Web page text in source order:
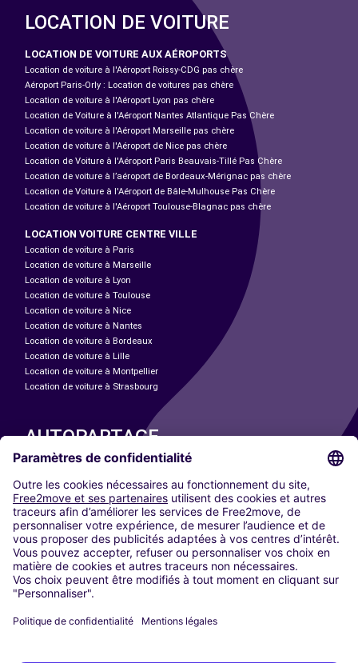
LOCATION DE VOITURE
LOCATION DE VOITURE AUX AÉROPORTS
Location de voiture à l'Aéroport Roissy-CDG pas chère
Aéroport Paris-Orly : Location de voitures pas chère
Location de voiture à l'Aéroport Lyon pas chère
Location de Voiture à l'Aéroport Nantes Atlantique Pas Chère
Location de voiture à l'Aéroport Marseille pas chère
Location de voiture à l'Aéroport de Nice pas chère
Location de Voiture à l'Aéroport Paris Beauvais-Tillé Pas Chère
Location de voiture à l’aéroport de Bordeaux-Mérignac pas chère
Location de Voiture à l'Aéroport de Bâle-Mulhouse Pas Chère
Location de voiture à l'Aéroport Toulouse-Blagnac pas chère
LOCATION VOITURE CENTRE VILLE
Location de voiture à Paris
Location de voiture à Marseille
Location de voiture à Lyon
Location de voiture à Toulouse
Location de voiture à Nice
Location de voiture à Nantes
Location de voiture à Bordeaux
Location de voiture à Lille
Location de voiture à Montpellier
Location de voiture à Strasbourg
AUTOPARTAGE
Paris
Madrid
Washington DC
Milan
Rome
Turin
Vienne
Berlin
Düsseldorf